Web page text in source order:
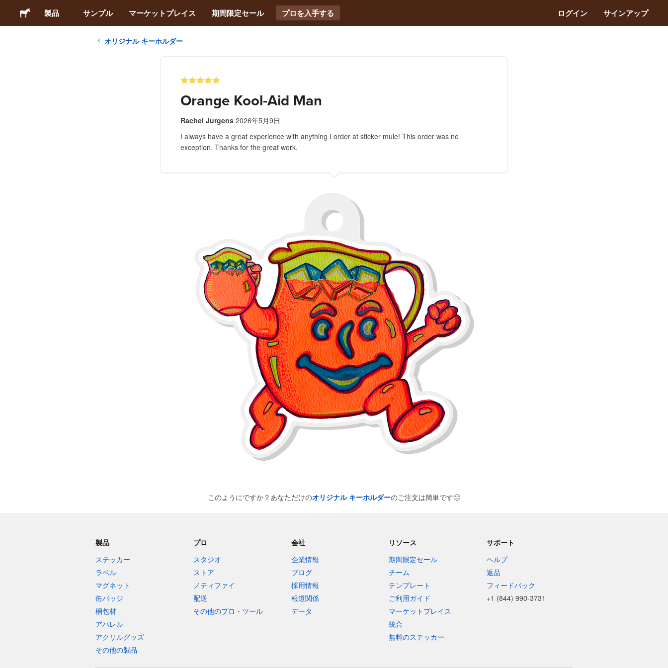
製品 サンプル マーケットプレイス 期間限定セール プロを入手する ログイン サインアップ
オリジナル キーホルダー
Orange Kool-Aid Man
Rachel Jurgens 2026年5月9日
I always have a great experience with anything I order at sticker mule! This order was no
exception. Thanks for the great work.
このようにですか？あなただけのオリジナル キーホルダーのご注文は簡単です🙂
製品
ステッカー
ラベル
マグネット
缶バッジ
梱包材
アパレル
アクリルグッズ
その他の製品
プロ
スタジオ
ストア
ノティファイ
配送
その他のプロ・ツール
会社
企業情報
ブログ
採用情報
報道関係
データ
リソース
期間限定セール
チーム
テンプレート
ご利用ガイド
マーケットプレイス
統合
無料のステッカー
サポート
ヘルプ
返品
フィードバック
+1 (844) 990-3731